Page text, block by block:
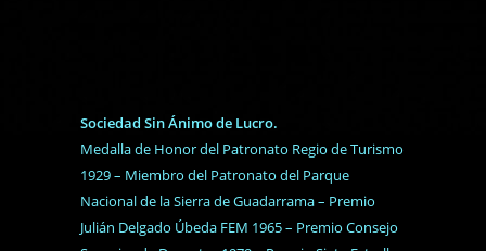
Sociedad Sin Ánimo de Lucro.
Medalla de Honor del Patronato Regio de Turismo
1929 – Miembro del Patronato del Parque
Nacional de la Sierra de Guadarrama – Premio
Julián Delgado Úbeda FEM 1965 – Premio Consejo